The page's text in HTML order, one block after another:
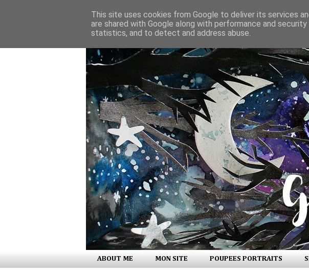
ABOUT ME MON SITE POUPEES PORTRAITS
This site uses cookies from Google to deliver its services
are shared with Google along with performance and
statistics, and to detect and address abuse.